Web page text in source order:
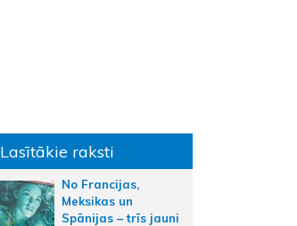
Lasītākie raksti
No Francijas,
Meksikas un
Spānijas – trīs jauni